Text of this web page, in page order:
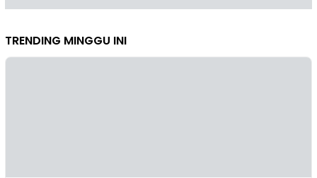
TRENDING MINGGU INI